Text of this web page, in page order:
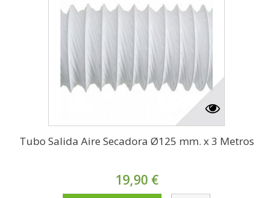
Tubo Salida Aire Secadora Ø125 mm. x 3 Metros
19,90 €